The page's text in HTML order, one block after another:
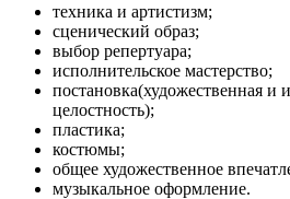
техника и артистизм;
сценический образ;
выбор репертуара;
исполнительское мастерство;
постановка(художественная и
целостность);
пластика;
костюмы;
общее художественное
музыкальное оформление.